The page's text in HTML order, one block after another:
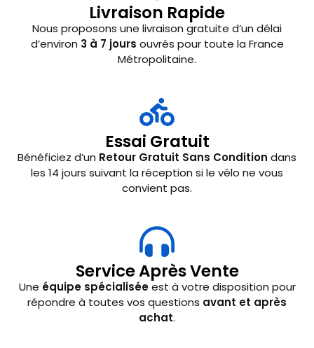
Livraison Rapide
Nous proposons une livraison gratuite d’un délai
d’environ 3 à 7 jours ouvrés pour toute la France
Métropolitaine.
Essai Gratuit
Bénéficiez d’un Retour Gratuit Sans Condition dans
les 14 jours suivant la réception si le vélo ne vous
convient pas.
Service Après Vente
Une équipe spécialiséeest à votre disposition pour
répondre à toutes vos questions avant et après
achat.